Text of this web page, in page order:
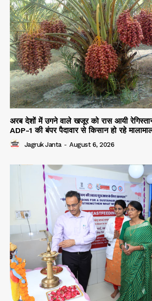
अरब देशों में उगने वाले खजूर को रास आयी
ADP-1 की बंपर पैदावार से किसान हो रहे
Jagruk Janta - August 6, 2026